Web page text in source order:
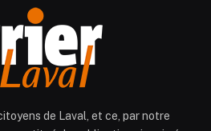
de Laval, et ce, par notre